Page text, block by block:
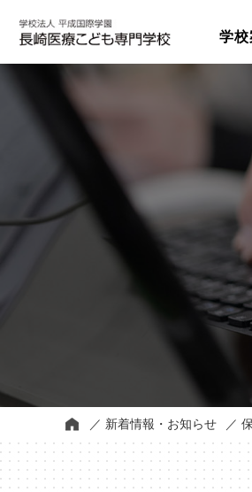
学校
新着情報・お知らせ